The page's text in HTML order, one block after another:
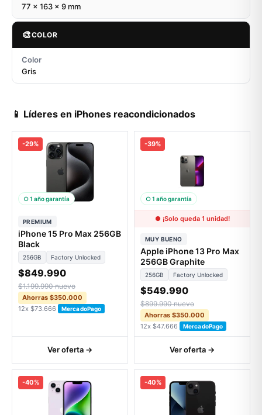
77 x 163 x 9 mm
🎨COLOR
Color
Gris
📱 Líderes en iPhones reacondicionados
-29%
○ 1 año garantía
PREMIUM
iPhone 15 Pro Max 256GB
Black
256GB Factory Unlocked
$849.990
$1.199.990 nuevo
Ahorras $350.000
12x $73.666
MercadoPago
Ver oferta →
-39%
○ 1 año garantía
● ¡Solo queda 1 unidad!
MUY BUENO
Apple iPhone 13 Pro Max
256GB Graphite
256GB Factory Unlocked
$549.990
$899.990 nuevo
Ahorras $350.000
12x $47.666
MercadoPago
Ver oferta →
-40% -40%